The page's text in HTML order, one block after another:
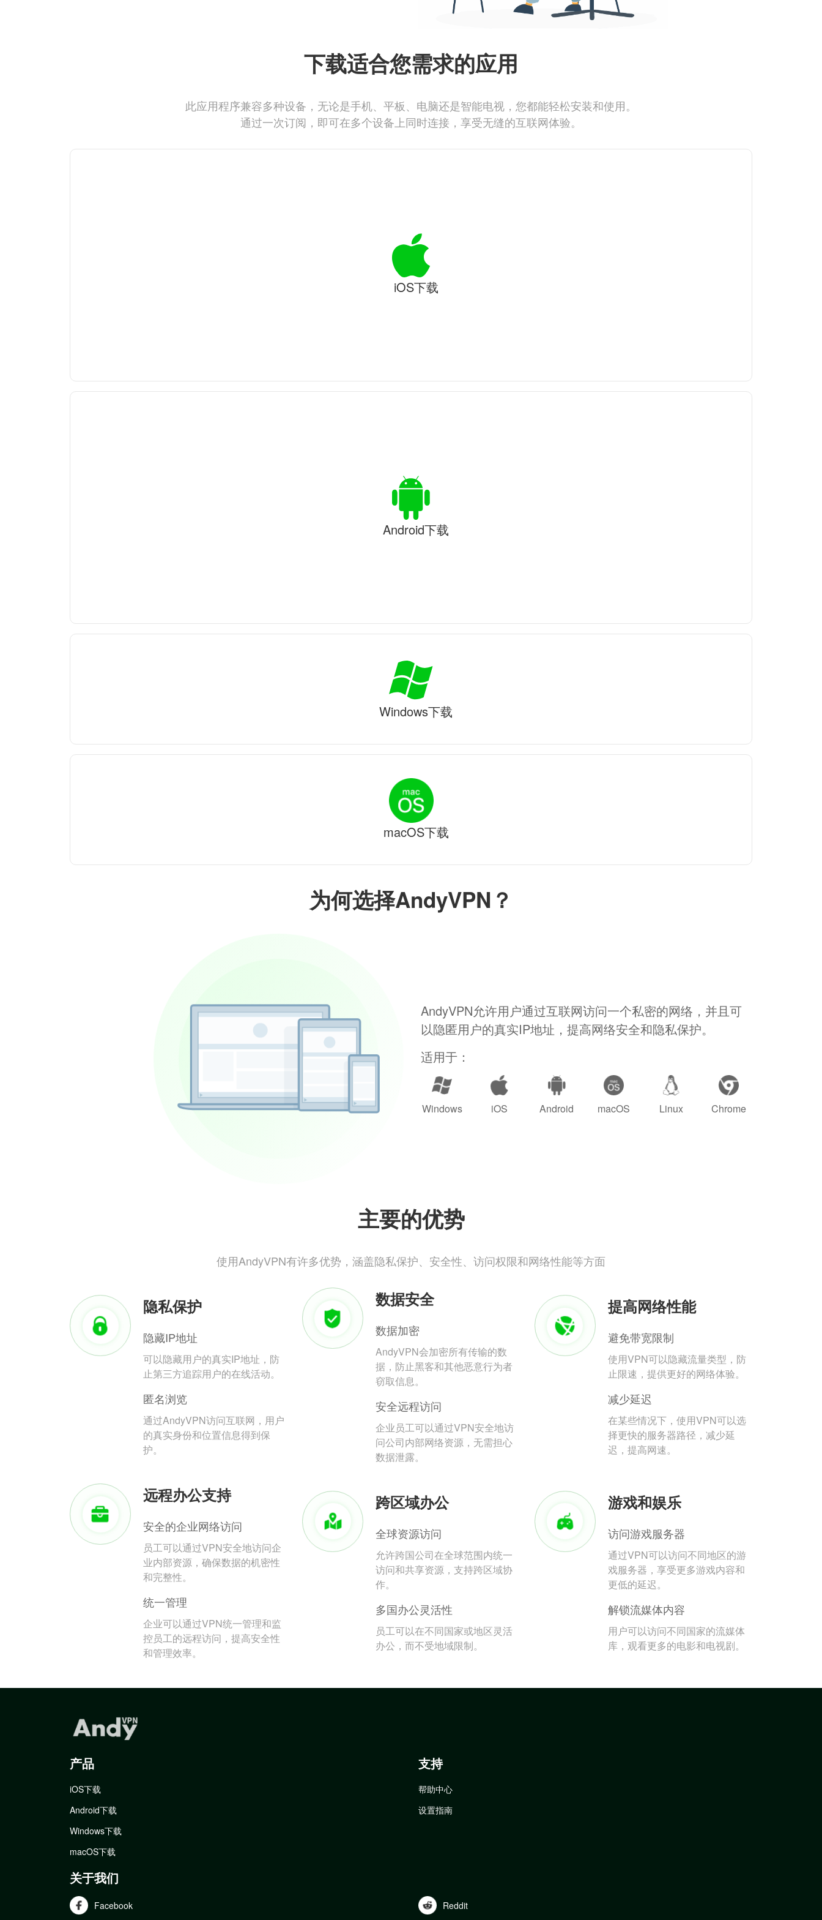
为何选择AndyVPN？
AndyVPN允许用户通过互联网访问一个私密的网络，并且可
以隐匿用户的真实IP地址，提高网络安全和隐私保护。
适用于：
Windows iOS Android macOS Linux Chrome
主要的优势
使用AndyVPN有许多优势，涵盖隐私保护、安全性、访问权限和网络性能等方面
隐私保护
隐藏IP地址
可以隐藏用户的真实IP地址，防
止第三方追踪用户的在线活动。
匿名浏览
通过AndyVPN访问互联网，用户
的真实身份和位置信息得到保
护。
数据安全
数据加密
AndyVPN会加密所有传输的数
据，防止黑客和其他恶意行为者
窃取信息。
安全远程访问
企业员工可以通过VPN安全地访
问公司内部网络资源，无需担心
数据泄露。
提高网络性能
避免带宽限制
使用VPN可以隐藏流量类型，防
止限速，提供更好的网络体验。
减少延迟
在某些情况下，使用VPN可以选
择更快的服务器路径，减少延
迟，提高网速。
远程办公支持
安全的企业网络访问
员工可以通过VPN安全地访问企
业内部资源，确保数据的机密性
和完整性。
统一管理
企业可以通过VPN统一管理和监
控员工的远程访问，提高安全性
和管理效率。
跨区域办公
全球资源访问
允许跨国公司在全球范围内统一
访问和共享资源，支持跨区域协
作。
多国办公灵活性
员工可以在不同国家或地区灵活
办公，而不受地域限制。
游戏和娱乐
访问游戏服务器
通过VPN可以访问不同地区的游
戏服务器，享受更多游戏内容和
更低的延迟。
解锁流媒体内容
用户可以访问不同国家的流媒体
库，观看更多的电影和电视剧。
下载适合您需求的应用
此应用程序兼容多种设备，无论是手机、平板、电脑还是智能电视，您都能轻松安装和使用。
通过一次订阅，即可在多个设备上同时连接，享受无缝的互联网体验。
iOS下载
Android下载
Windows下载
macOS下载
产品
iOS下载
Android下载
Windows下载
macOS下载
支持
帮助中心
设置指南
关于我们
Facebook Reddit